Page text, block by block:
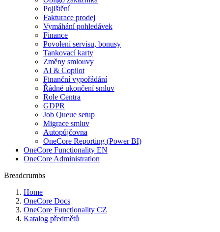
Pojištění
Fakturace prodej
Vymáhání pohledávek
Finance
Povolení servisu, bonusy
Tankovací karty
Změny smlouvy
AI & Copilot
Finanční vypořádání
Řádné ukončení smluv
Role Centra
GDPR
Job Queue setup
Migrace smluv
Autopůjčovna
OneCore Reporting (Power BI)
OneCore Functionality EN
OneCore Administration
Breadcrumbs
Home
OneCore Docs
OneCore Functionality CZ
Katalog předmětů